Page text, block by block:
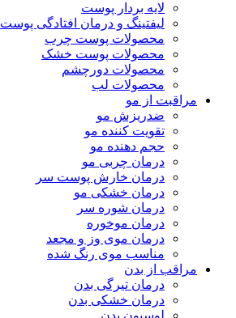
لایه بردار پوست
لیفتینگ و درمان افتادگی پوست
محصولات پوست چرب
محصولات پوست خشک
محصولات دورچشم
محصولات لب
مراقبت از مو
ضدریزش مو
تقویت کننده مو
حجم دهنده مو
درمان چربی مو
درمان خارش پوست سر
درمان خشکی مو
درمان شوره سر
درمان موخوره
درمان موی وز و مجعد
مناسب موی رنگ شده
مراقب از بدن
درمان تیرگی بدن
درمان خشکی بدن
لوسیون بدن